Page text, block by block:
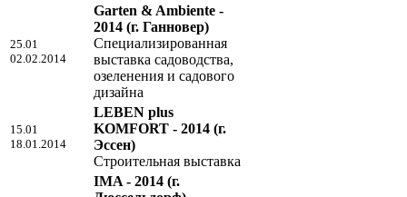
25.01
02.02.2014
Garten & Ambiente -
2014 (г. Ганновер)
Специализированная
выставка садоводства,
озеленения и садового
дизайна
15.01
18.01.2014
LEBEN plus
KOMFORT - 2014 (г.
Эссен)
Строительная выставка
IMA - 2014 (г.